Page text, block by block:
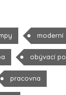
moderní
obývací
pracovna